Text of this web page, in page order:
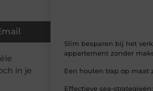
in je
Slim besparen bij het
appartement zonder
Een houten trap op maat
Effectieve sea-